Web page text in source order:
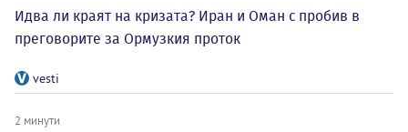
Идва ли краят на кризата? Иран и Оман с пробив в
преговорите за Ормузкия проток
vesti
2 минути